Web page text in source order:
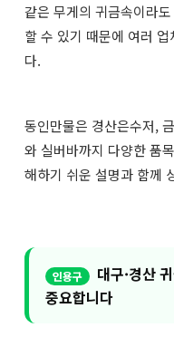
같은 무게의 귀금속이라
할 수 있기 때문에 여러
다.
동인만물은 경산은수저,
와 실버바까지 다양한 품
해하기 쉬운 설명과 함께
대구·경산
중요합니다